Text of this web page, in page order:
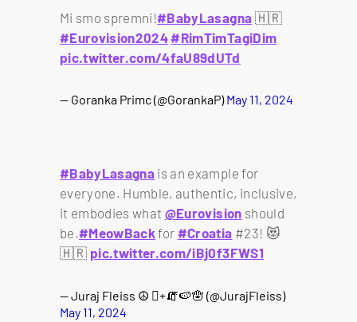
Mi smo spremni!#BabyLasagna 🇭🇷
#Eurovision2024#RimTimTagiDim
pic.twitter.com/4faU89dUTd
— Goranka Primc (@GorankaP)May 11, 2024
#BabyLasagna is an example for
everyone. Humble, authentic, inclusive,
it embodies what @Eurovision should
be.#MeowBackfor #Croatia #23! 😻
🇭🇷 pic.twitter.com/iBj0f3FWS1
— Juraj Fleiss ☮ +🧯🍉🪬 (@JurajFleiss)
May 11, 2024